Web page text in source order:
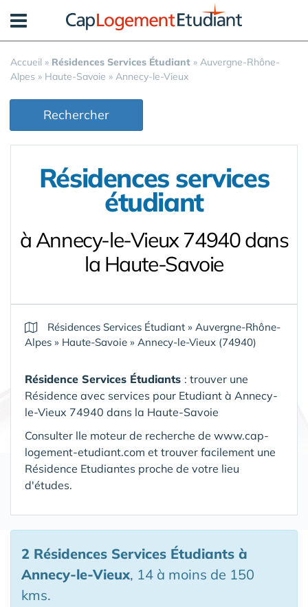
Accueil » Résidences Services Étudiant » Auvergne-Rhône-
Alpes » Haute-Savoie » Annecy-le-Vieux
Rechercher
Résidences services
étudiant
à Annecy-le-Vieux 74940 dans
la Haute-Savoie
Résidences Services Étudiant » Auvergne-Rhône-
Alpes » Haute-Savoie » Annecy-le-Vieux (74940)
Résidence Services Étudiants : trouver une
Résidence avec services pour Etudiant à Annecy-
le-Vieux 74940 dans la Haute-Savoie
Consulter lle moteur de recherche de www.cap-
logement-etudiant.com et trouver facilement une
Résidence Etudiantes proche de votre lieu
d'études.
2 Résidences Services Étudiants à
Annecy-le-Vieux, 14 à moins de 150
kms.